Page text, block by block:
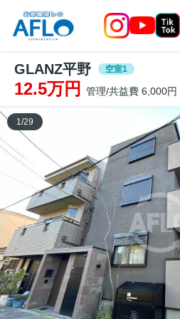
GLANZ平野 空室1
12.5万円 管理/共益費 6,000円
1 /29